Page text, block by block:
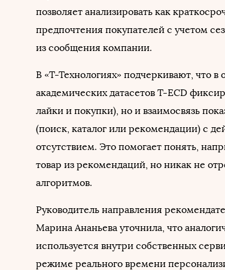
позволяет анализировать как
предпочтения покупателей с учетом
из сообщения компании.
В «Т-Технологиях» подчеркивают, что в
академических датасетов T-ECD
лайки и покупки), но и взаимосвязь
(поиск, каталог или рекомендации) с
отсутствием. Это помогает понять,
товар из рекомендаций, но никак не
алгоритмов.
Руководитель направления
Марина Ананьева уточнила, что
используется внутри собственных
режиме реального времени